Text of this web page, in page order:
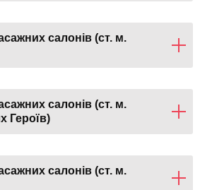
салонів (ст. м.
салонів (ст. м.
Героїв)
салонів (ст. м.